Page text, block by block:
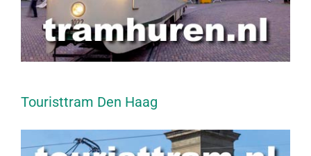
Touristtram Den Haag